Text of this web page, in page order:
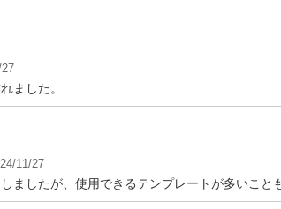
ました。
11/27
ましたが、使用できるテンプレートが多いこ